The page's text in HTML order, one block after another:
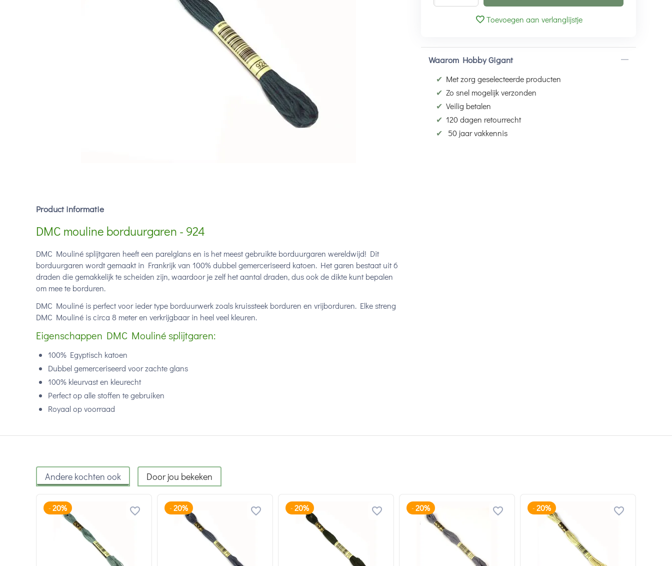
Toevoegen aan verlanglijstje
Waarom Hobby Gigant
✔ Met zorg geselecteerde producten
✔ Zo snel mogelijk verzonden
✔ Veilig betalen
✔ 120 dagen retourrecht
✔
50 jaar vakkennis
Product informatie
DMC mouline borduurgaren - 924
DMC Mouliné splijtgaren heeft een parelglans en is het meest gebruikte borduurgaren wereldwijd! Dit
borduurgaren wordt gemaakt in Frankrijk van 100% dubbel gemerceriseerd katoen. Het garen bestaat uit 6
draden die gemakkelijk te scheiden zijn, waardoor je zelf het aantal draden, dus ook de dikte kunt bepalen
om mee te borduren.
DMC Mouliné is perfect voor ieder type borduurwerk zoals kruissteek borduren en vrijborduren. Elke streng
DMC Mouliné is circa 8 meter en verkrijgbaar in heel veel kleuren.
Eigenschappen DMC Mouliné splijtgaren:
100% Egyptisch katoen
Dubbel gemerceriseerd voor zachte glans
100% kleurvast en kleurecht
Perfect op alle stoffen te gebruiken
Royaal op voorraad
Andere kochten ook Door jou bekeken
- 20% - 20% - 20% - 20% - 20%